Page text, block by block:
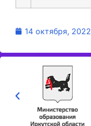
14 октября, 2022